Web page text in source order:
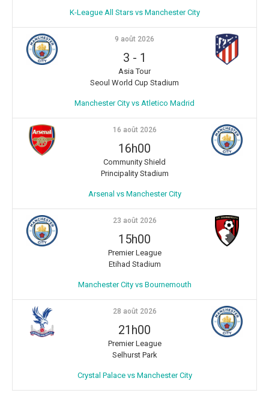
K-League All Stars vs Manchester City
9 août 2026
3 - 1
Asia Tour
Seoul World Cup Stadium
Manchester City vs Atletico Madrid
16 août 2026
16h00
Community Shield
Principality Stadium
Arsenal vs Manchester City
23 août 2026
15h00
Premier League
Etihad Stadium
Manchester City vs Bournemouth
28 août 2026
21h00
Premier League
Selhurst Park
Crystal Palace vs Manchester City